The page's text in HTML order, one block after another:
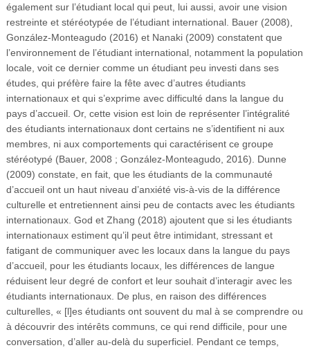
également sur l’étudiant local qui peut, lui aussi, avoir une vision
restreinte et stéréotypée de l’étudiant international. Bauer (2008),
González-Monteagudo (2016) et Nanaki (2009) constatent que
l’environnement de l’étudiant international, notamment la population
locale, voit ce dernier comme un étudiant peu investi dans ses
études, qui préfère faire la fête avec d’autres étudiants
internationaux et qui s’exprime avec difficulté dans la langue du
pays d’accueil. Or, cette vision est loin de représenter l’intégralité
des étudiants internationaux dont certains ne s’identifient ni aux
membres, ni aux comportements qui caractérisent ce groupe
stéréotypé (Bauer, 2008 ; González-Monteagudo, 2016). Dunne
(2009) constate, en fait, que les étudiants de la communauté
d’accueil ont un haut niveau d’anxiété vis-à-vis de la différence
culturelle et entretiennent ainsi peu de contacts avec les étudiants
internationaux. God et Zhang (2018) ajoutent que si les étudiants
internationaux estiment qu’il peut être intimidant, stressant et
fatigant de communiquer avec les locaux dans la langue du pays
d’accueil, pour les étudiants locaux, les différences de langue
réduisent leur degré de confort et leur souhait d’interagir avec les
étudiants internationaux. De plus, en raison des différences
culturelles, « [l]es étudiants ont souvent du mal à se comprendre ou
à découvrir des intérêts communs, ce qui rend difficile, pour une
conversation, d’aller au-delà du superficiel. Pendant ce temps,